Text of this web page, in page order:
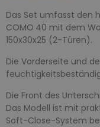
Das Set umfasst den
COMO 40 mit dem
150x30x25 (2-Türen).
Die Vorderseite und
Die Front des
Das Modell ist mit
Soft-Close-System